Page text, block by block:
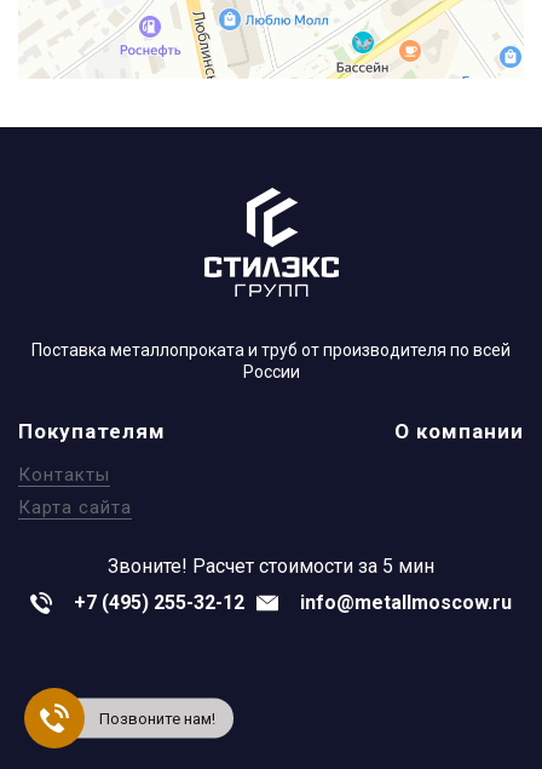
Поставка металлопроката и труб от производителя по всей
России
Покупателям
Контакты
Карта сайта
О компании
Звоните! Расчет стоимости за 5 мин
+7 (495) 255-32-12
info@metallmoscow.ru
Позвоните нам!